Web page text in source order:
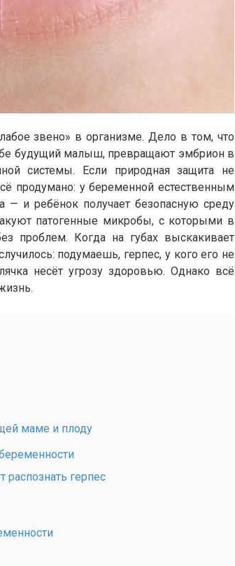
звено» в организме. Дело в том, что
будущий малыш, превращают эмбрион в
системы. Если природная защита не
продумано: у беременной естественным
— и ребёнок получает безопасную среду
патогенные микробы, с которыми в
проблем. Когда на губах выскакивает
подумаешь, герпес, у кого его не
несёт угрозу здоровью. Однако всё
маме и плоду
герпес